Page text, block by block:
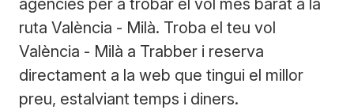
ruta València - Milà. Troba el teu vol
València - Milà a Trabber i reserva
directament a la web que tingui el millor
preu, estalviant temps i diners.